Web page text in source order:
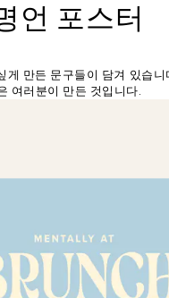
언 포스터
만든 문구들이 담겨 있습
여러분이 만든 것입니다.